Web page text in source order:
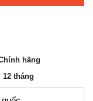
hãng
12 tháng